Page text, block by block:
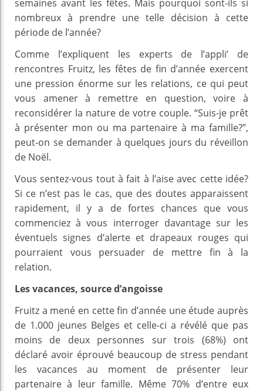
semaines avant les fêtes. Mais pourquoi sont-ils si
nombreux à prendre une telle décision à cette
période de l’année?
Comme l’expliquent les experts de l’appli’ de
rencontres Fruitz, les fêtes de fin d’année exercent
une pression énorme sur les relations, ce qui peut
vous amener à remettre en question, voire à
reconsidérer la nature de votre couple. “Suis-je prêt
à présenter mon ou ma partenaire à ma famille?”,
peut-on se demander à quelques jours du réveillon
de Noël.
Vous sentez-vous tout à fait à l’aise avec cette idée?
Si ce n’est pas le cas, que des doutes apparaissent
rapidement, il y a de fortes chances que vous
commenciez à vous interroger davantage sur les
éventuels signes d’alerte et drapeaux rouges qui
pourraient vous persuader de mettre fin à la
relation.
Les vacances, source d’angoisse
Fruitz a mené en cette fin d’année une étude auprès
de 1.000 jeunes Belges et celle-ci a révélé que pas
moins de deux personnes sur trois (68%) ont
déclaré avoir éprouvé beaucoup de stress pendant
les vacances au moment de présenter leur
partenaire à leur famille. Même 70% d’entre eux